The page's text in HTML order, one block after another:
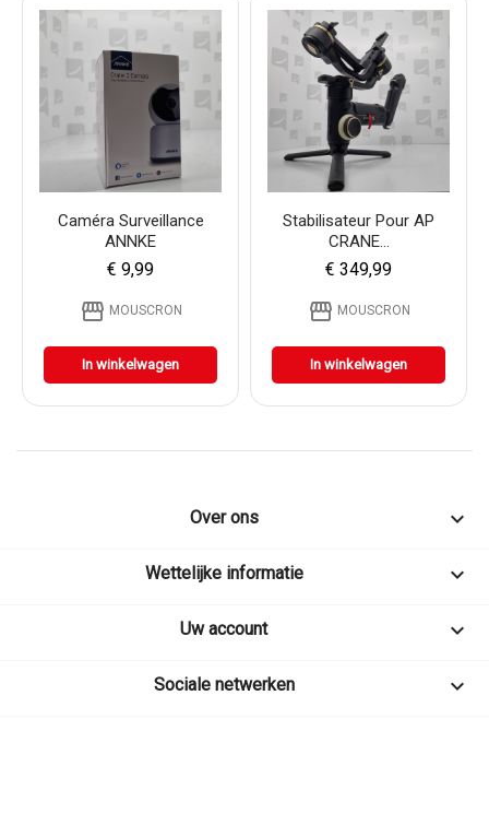
Caméra Surveillance
ANNKE
€ 9,99
storefront MOUSCRON
In winkelwagen
Stabilisateur Pour AP
CRANE...
€ 349,99
storefront MOUSCRON
In winkelwagen
Over ons 
Wettelijke informatie 
Uw account 
Sociale netwerken 